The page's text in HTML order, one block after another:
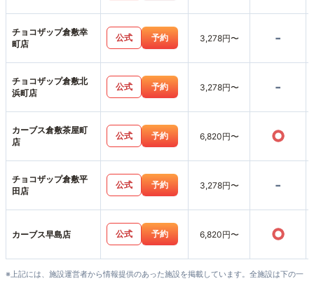
チョコザップ倉敷幸
町店
公式 予約 3,278円〜 -
チョコザップ倉敷北
浜町店
公式 予約 3,278円〜 -
カーブス倉敷茶屋町
店
公式 予約 6,820円〜 ○
チョコザップ倉敷平
田店
公式 予約 3,278円〜 -
カーブス早島店 公式 予約 6,820円〜 ○
※上記には、施設運営者から情報提供のあった施設を掲載しています。全施設は下の一